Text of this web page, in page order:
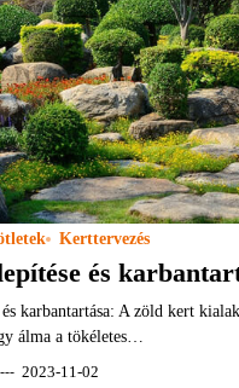
Kerttervezés
és
karbantartása: A zöld kert
álma a tökéletes…
2023-11-02